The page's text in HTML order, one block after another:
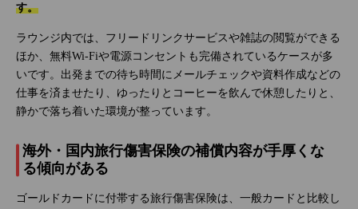
す。
ラウンジ内では、フリードリンクサービスや雑誌の閲覧ができる
ほか、無料Wi-Fiや電源コンセントも完備されているケースが多
いです。出発までの待ち時間にメールチェックや資料作成などの
仕事を済ませたり、ゆったりとコーヒーを飲んで休憩したりと、
静かで落ち着いた環境が整っています。
海外・国内旅行傷害保険の補償内容が手厚くな
る傾向がある
ゴールドカードに付帯する旅行傷害保険は、一般カードと比較し